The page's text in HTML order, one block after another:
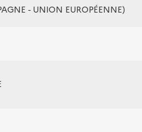
- UNION EUROPÉENNE)